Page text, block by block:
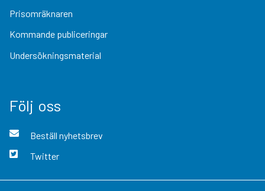
Prisomräknaren
Kommande publiceringar
Undersökningsmaterial
Följ oss
Beställ nyhetsbrev
Twitter